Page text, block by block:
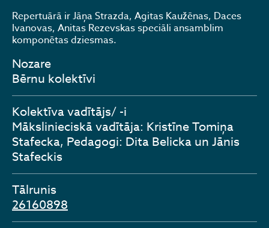
Repertuārā ir Jāņa Strazda, Agitas Kaužēnas, Daces
Ivanovas, Anitas Rezevskas speciāli ansamblim
komponētas dziesmas.
Nozare
Bērnu kolektīvi
Kolektīva vadītājs/ -i
Mākslinieciskā vadītāja: Kristīne Tomiņa
Stafecka, Pedagogi: Dita Belicka un Jānis
Stafeckis
Tālrunis
26160898